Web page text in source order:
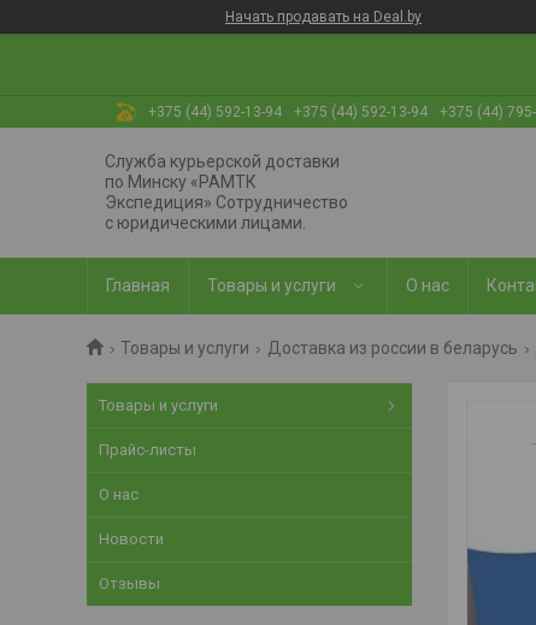
Начать продавать на Deal.by
+375 (44) 592-13-94 +375 (44) 592-13-94 +375 (44)
Служба курьерской доставки
по Минску «РАМТК
Экспедиция» Сотрудничество
с юридическими лицами.
Главная Товары и услуги О нас
Товары и услуги Доставка из россии в беларусь
Товары и услуги
Прайс-листы
О нас
Новости
Отзывы